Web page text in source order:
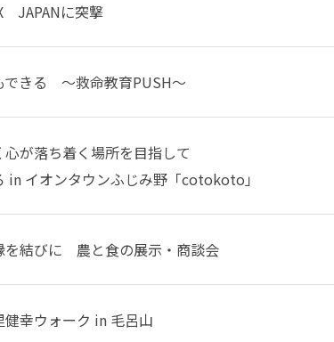
JAPANに突撃
できる ～救命教育PUSH～
心が落ち着く場所を目指して
in イオンタウンふじみ野「cotokoto」
を結びに 農と食の展示・商談会
健幸ウォーク in 毛呂山